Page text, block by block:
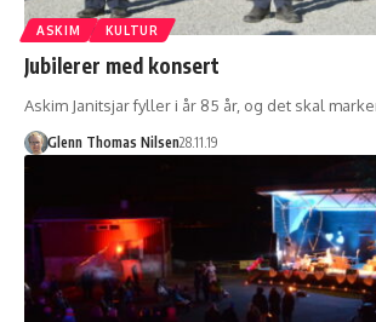
ASKIM KULTUR
Jubilerer med konsert
Askim Janitsjar fyller i år 85 år, og det skal
Glenn Thomas Nilsen28.11.19